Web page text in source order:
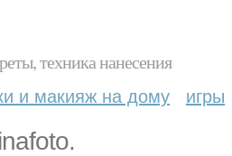
техника нанесения
и макияж на дому игры